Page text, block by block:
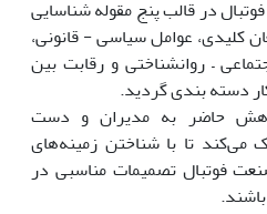
در قالب پنج مقوله شناسایی
کلیدی، عوامل سیاسی - قانونی،
– روانشناختی و رقابت بین
دسته بندی گردید.
حاضر به مدیران و دست
می‌کند تا با شناختن زمینه‌های
فوتبال تصمیمات مناسبی در